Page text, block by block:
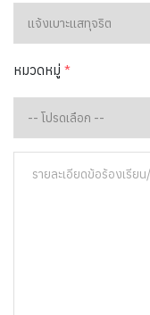
หมวดหมู่ *